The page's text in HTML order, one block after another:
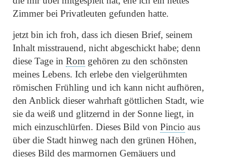
Zimmer bei Privatleuten gefunden hatte.
jetzt bin ich froh, dass ich diesen Brief, seinem
Inhalt misstrauend, nicht abgeschickt habe; denn
diese Tage in Rom gehören zu den schönsten
meines Lebens. Ich erlebe den vielgerühmten
römischen Frühling und ich kann nicht aufhören,
den Anblick dieser wahrhaft göttlichen Stadt, wie
sie da weiß und glitzernd in der Sonne liegt, in
mich einzuschlürfen. Dieses Bild von Pincio aus
über die Stadt hinweg nach den grünen Höhen,
dieses Bild des marmornen Gemäuers und